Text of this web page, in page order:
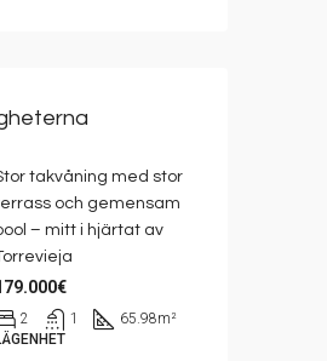
takvåning med stor
och gemensam
– mitt i hjärtat av
2 1 65.98m²